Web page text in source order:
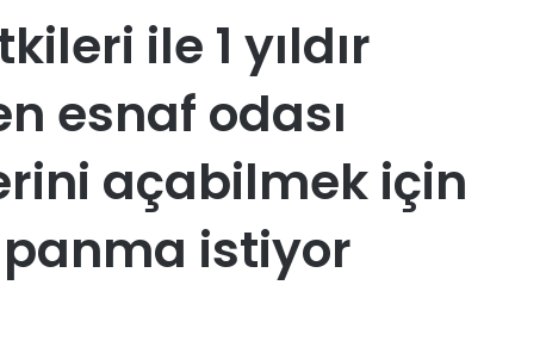
ile 1 yıldır
esnaf odası
açabilmek için
istiyor